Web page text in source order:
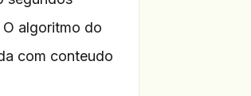
algoritmo do
com conteudo